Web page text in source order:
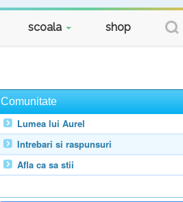
scoala shop
Comunitate
Lumea lui Aurel
Intrebari si raspunsuri
Afla ca sa stii